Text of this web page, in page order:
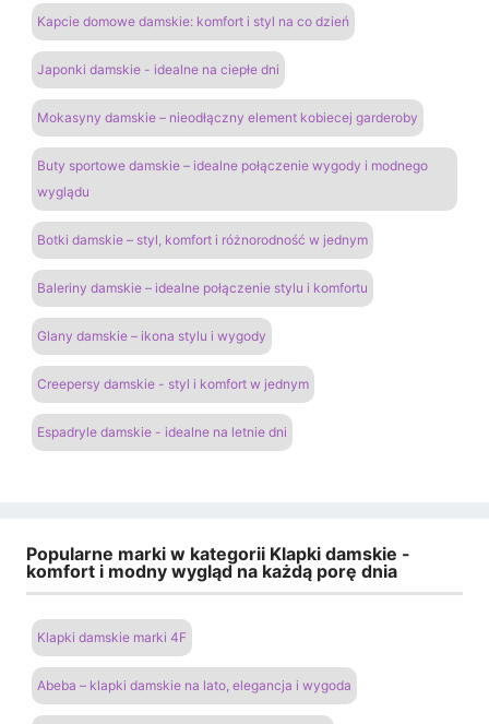
Kapcie domowe damskie: komfort i styl na co dzień
Japonki damskie - idealne na ciepłe dni
Mokasyny damskie – nieodłączny element kobiecej garderoby
Buty sportowe damskie – idealne połączenie wygody i modnego
wyglądu
Botki damskie – styl, komfort i różnorodność w jednym
Baleriny damskie – idealne połączenie stylu i komfortu
Glany damskie – ikona stylu i wygody
Creepersy damskie - styl i komfort w jednym
Espadryle damskie - idealne na letnie dni
Popularne marki w kategorii Klapki damskie -
komfort i modny wygląd na każdą porę dnia
Klapki damskie marki 4F
Abeba – klapki damskie na lato, elegancja i wygoda